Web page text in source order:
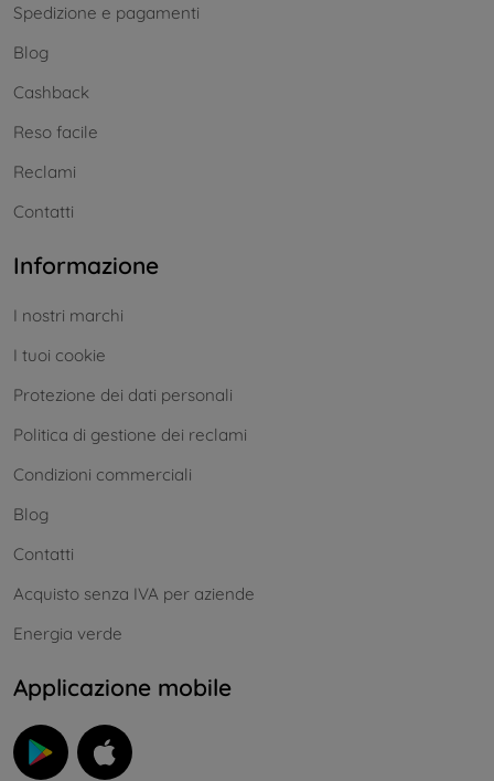
Spedizione e pagamenti
Blog
Cashback
Reso facile
Reclami
Contatti
Informazione
I nostri marchi
I tuoi cookie
Protezione dei dati personali
Politica di gestione dei reclami
Condizioni commerciali
Blog
Contatti
Acquisto senza IVA per aziende
Energia verde
Applicazione mobile